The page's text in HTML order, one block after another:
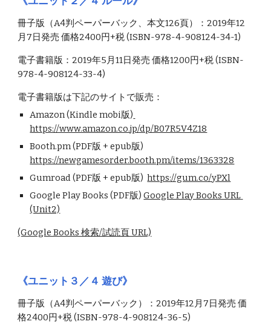
冊子版（A4判ペーパーバック、本文126頁）：2019年12
月7日発売 価格2400円+税 (ISBN-978-4-908124-34-1)
電子書籍版：2019年5月11日発売 価格1200円+税 (ISBN-
978-4-908124-33-4)
電子書籍版は下記のサイトで販売：
Amazon (Kindle mobi版)
https://www.amazon.co.jp/dp/B07R5V4Z18
https://newgamesorder.booth.pm/items/1363328
Gumroad (PDF版 + epub版) https://gum.co/yPXl
Google Play Books (PDF版) Google Play Books URL
(Unit2)
(Google Books 検索/試読頁 URL)
《ユニット３／４ 遊び》
冊子版（A4判ペーパーバック）：2019年12月7日発売 価
格2400円+税 (ISBN-978-4-908124-36-5)